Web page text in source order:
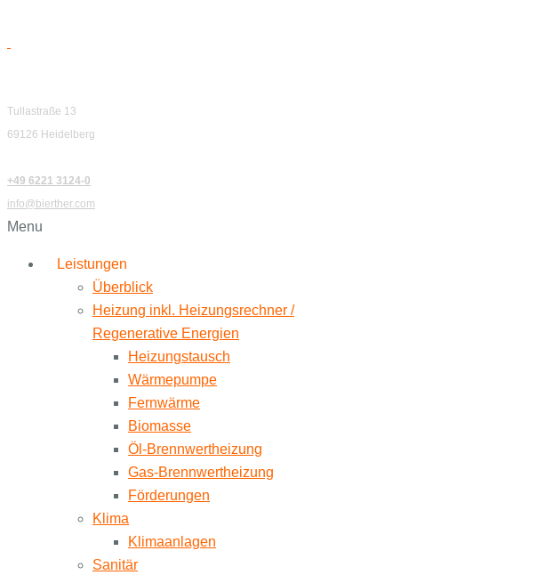
Tullastraße 13
69126 Heidelberg
+49 6221 3124-0
info@bierther.com
Menu
Leistungen
Überblick
Heizung inkl. Heizungsrechner /
Regenerative Energien
Heizungstausch
Wärmepumpe
Fernwärme
Biomasse
Öl-Brennwertheizung
Gas-Brennwertheizung
Förderungen
Klima
Klimaanlagen
Sanitär